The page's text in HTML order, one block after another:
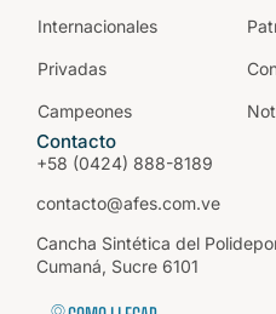
Internacionales
Privadas
Campeones
Contacto
+58 (0424) 888-8189
contacto@afes.com.ve
Cancha Sintética del
Cumaná, Sucre 6101